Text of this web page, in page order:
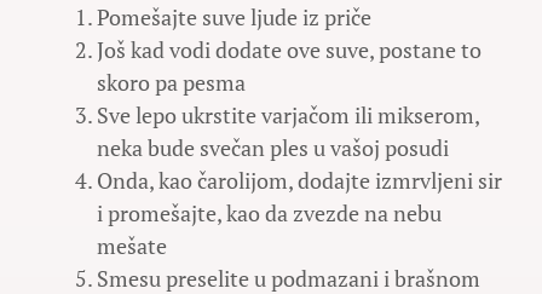
Pomešajte suve ljude iz priče
Još kad vodi dodate ove suve, postane to
skoro pa pesma
Sve lepo ukrstite varjačom ili mikserom,
neka bude svečan ples u vašoj posudi
Onda, kao čarolijom, dodajte izmrvljeni sir
i promešajte, kao da zvezde na nebu
mešate
Smesu preselite u podmazani i brašnom